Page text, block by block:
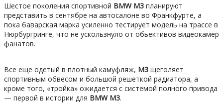
Шестое поколения спортивной BMW M3 планируют
представить в сентябре на автосалоне во Франкфурте, а
пока баварская марка усиленно тестирует модель на трассе в
Нюрбургринге, что не ускользнуло от обьективов видеокамер
фанатов.
Все еще одетый в плотный камуфляж, М3 щеголяет
спортивным обвесом и большой решеткой радиатора, а
кроме того, «тройка» ожидается с системой полного привода
— первой в истории для BMW M3.